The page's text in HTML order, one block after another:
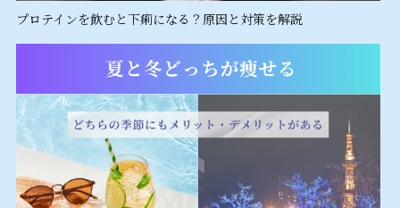
プロテインを飲むと下痢になる？原因と対策を解説